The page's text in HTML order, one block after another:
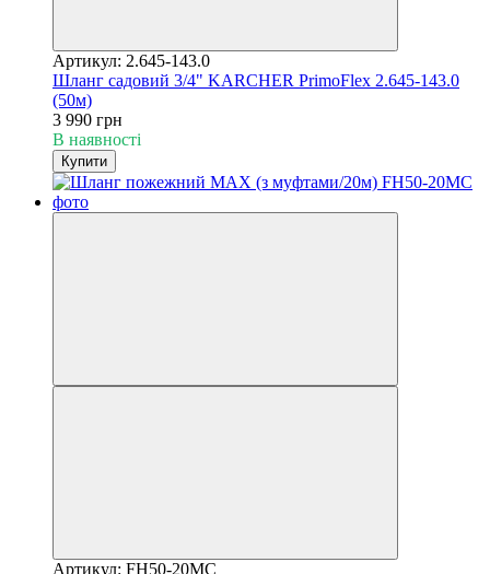
Артикул: 2.645-143.0
Шланг садовий 3/4" KARCHER PrimoFlex 2.645-143.0
(50м)
3 990 грн
В наявності
Купити
Артикул: FH50-20MC